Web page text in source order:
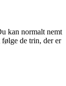
kan normalt nemt
de trin, der er